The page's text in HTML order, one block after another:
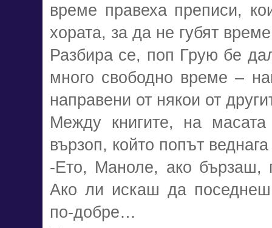
време правеха преписи,
хората, за да не губят
Разбира се, поп Грую бе
много свободно време –
направени от някои от
Между книгите, на
вързоп, който попът
-Ето, Маноле, ако бързаш,
Ако ли искаш да
по-добре…